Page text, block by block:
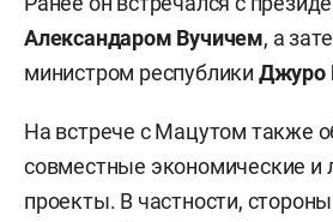
Александаром Вучичем, а
министром республики Джуро
На встрече с Мацутом также
совместные экономические и
проекты. В частности,